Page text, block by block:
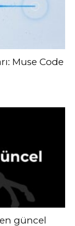
Muse Code
güncel